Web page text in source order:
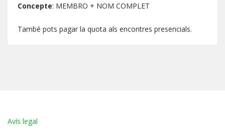
Concepte: MEMBRO + NOM COMPLET
També pots pagar la quota als encontres presencials.
Avís legal